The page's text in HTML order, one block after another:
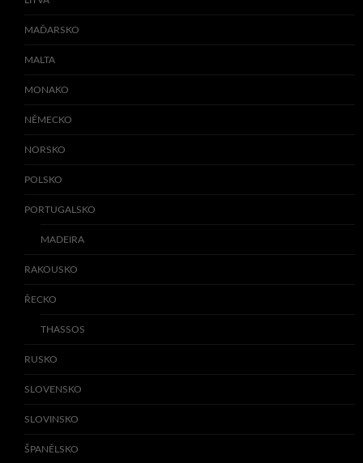
MAĎARSKO
MALTA
MONAKO
NĚMECKO
NORSKO
POLSKO
PORTUGALSKO
MADEIRA
RAKOUSKO
ŘECKO
THASSOS
RUSKO
SLOVENSKO
SLOVINSKO
ŠPANĚLSKO